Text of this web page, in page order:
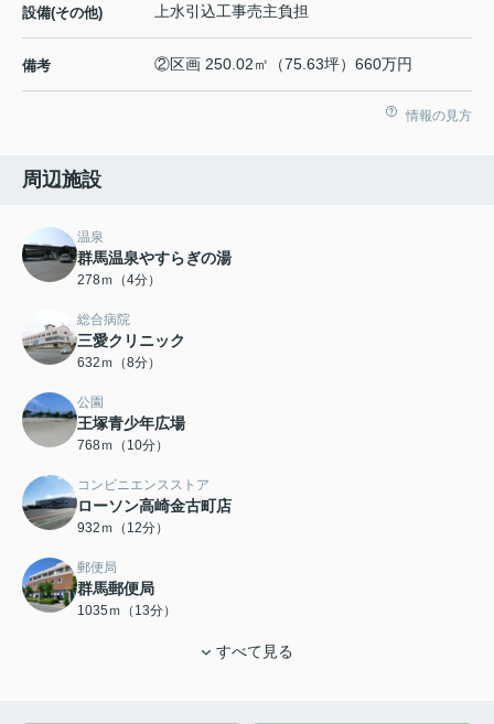
設備(その他) 上水引込工事売主負担
備考 ②区画 250.02㎡（75.63坪）660万円
情報の見方
周辺施設
温泉
群馬温泉やすらぎの湯
278ｍ（4分）
総合病院
三愛クリニック
632ｍ（8分）
公園
王塚青少年広場
768ｍ（10分）
コンビニエンスストア
ローソン高崎金古町店
932ｍ（12分）
郵便局
群馬郵便局
1035ｍ（13分）
すべて見る